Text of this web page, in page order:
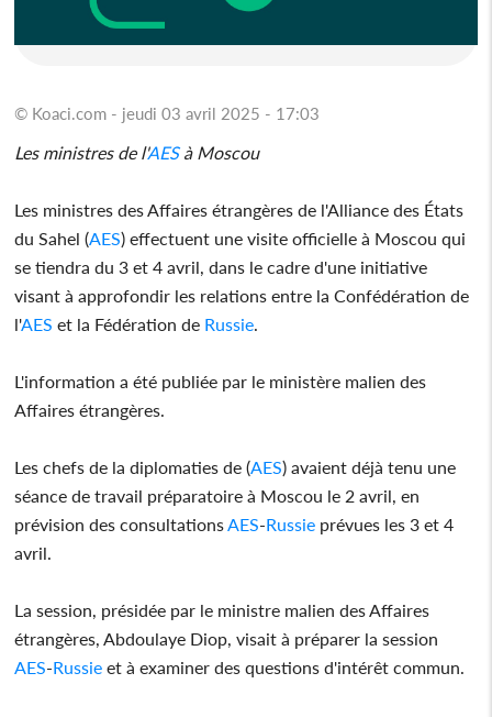
© Koaci.com - jeudi 03 avril 2025 - 17:03
Les ministres de l'AESà Moscou
Les ministres des Affaires étrangères de l'Alliance des États
du Sahel (AES) effectuent une visite officielle à Moscou qui
se tiendra du 3 et 4 avril, dans le cadre d'une initiative
visant à approfondir les relations entre la Confédération de
l'AES et la Fédération de Russie
L'information a été publiée par le ministère malien des
Affaires étrangères.
Les chefs de la diplomaties de (AES) avaient déjà tenu une
séance de travail préparatoire à Moscou le 2 avril, en
prévision des consultations AES-Russie prévues les 3 et 4
avril.
La session, présidée par le ministre malien des Affaires
étrangères, Abdoulaye Diop, visait à préparer la session
AES-Russie et à examiner des questions d'intérêt commun.